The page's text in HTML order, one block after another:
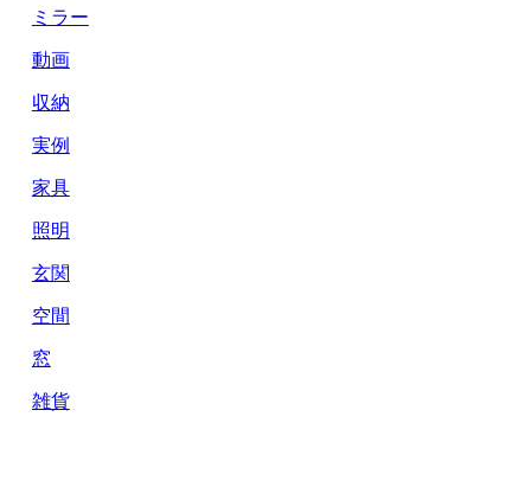
ミラー
動画
収納
実例
家具
照明
玄関
空間
窓
雑貨